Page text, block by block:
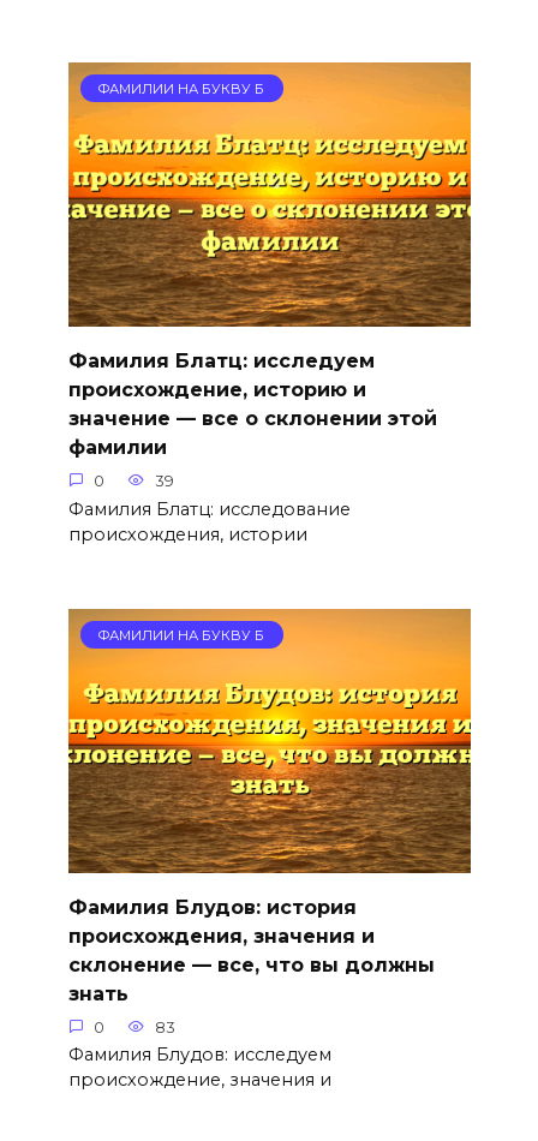
ФАМИЛИИ НА БУКВУ Б
Фамилия Блатц: исследуем
происхождение, историю и
значение — все о склонении этой
фамилии
0 39
Фамилия Блатц: исследование
происхождения, истории
ФАМИЛИИ НА БУКВУ Б
Фамилия Блудов: история
происхождения, значения и
склонение — все, что вы должны
знать
0 83
Фамилия Блудов: исследуем
происхождение, значения и